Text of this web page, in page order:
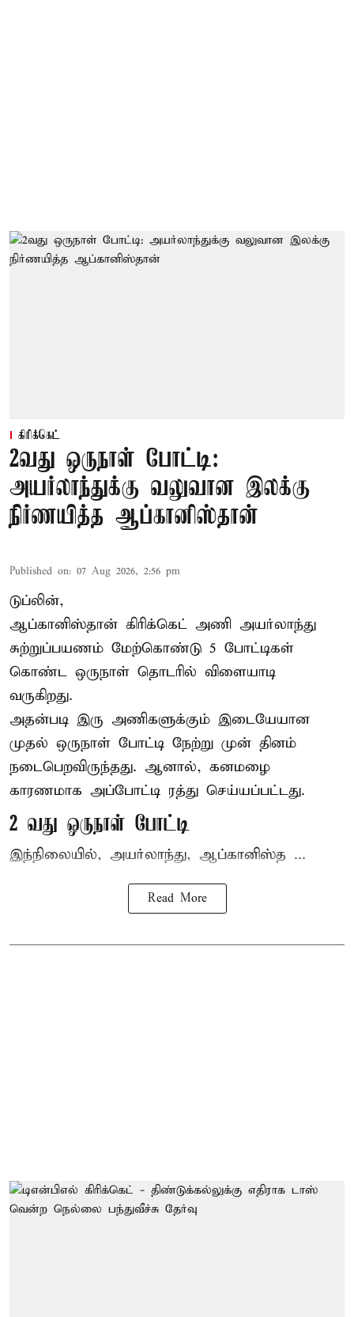
கிரிக்கெட்
2வது ஒருநாள் போட்டி:
அயர்லாந்துக்கு வலுவான இலக்கு
நிர்ணயித்த ஆப்கானிஸ்தான்
Published on: 07 Aug 2026, 2:56 pm
டுப்லின்,
ஆப்கானிஸ்தான் கிரிக்கெட் அணி அயர்லாந்து
சுற்றுப்பயணம் மேற்கொண்டு 5 போட்டிகள்
கொண்ட ஒருநாள் தொடரில் விளையாடி
வருகிறது.
அதன்படி இரு அணிகளுக்கும் இடையேயான
முதல் ஒருநாள் போட்டி நேற்று முன் தினம்
நடைபெறவிருந்தது. ஆனால், கனமழை
காரணமாக அப்போட்டி ரத்து செய்யப்பட்டது.
2 வது ஒருநாள் போட்டி
இந்நிலையில், அயர்லாந்து, ஆப்கானிஸ்த ...
Read More